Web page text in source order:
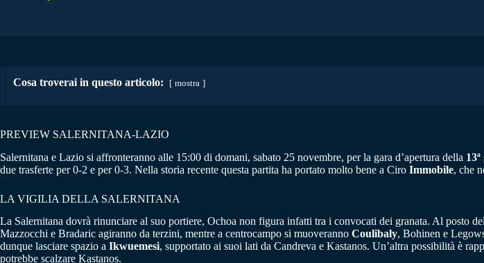
Cosa troverai in questo articolo: mostra
PREVIEW SALERNITANA-LAZIO
Salernitana e Lazio si affronteranno alle 15:00 di domani, sabato 25 novembre, per la gara d’apertura della
due trasferte per 0-2 e per 0-3. Nella storia recente questa partita ha portato molto bene a Ciro Immobile, che
LA VIGILIA DELLA SALERNITANA
La Salernitana dovrà rinunciare al suo portiere, Ochoa non figura infatti tra i convocati dei granata. Al posto
Mazzocchi e Bradaric agiranno da terzini, mentre a centrocampo si muoveranno Coulibaly, Bohinen e
dunque lasciare spazio a Ikwuemesi, supportato ai suoi lati da Candreva e Kastanos. Un’altra possibilità è
potrebbe scalzare Kastanos.